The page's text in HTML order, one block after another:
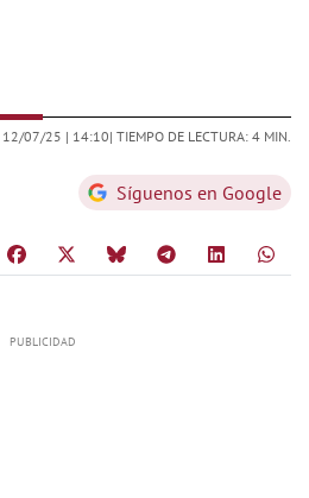
12/07/25 | 14:10| TIEMPO DE LECTURA: 4 MIN.
Síguenos en Google